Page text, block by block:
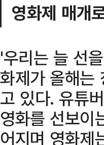
영화제 매개
'우리는 늘 선
화제가 올해는
고 있다. 유튜
영화를 선보이
어지며 영화제